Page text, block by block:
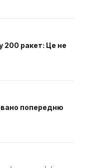
200 ракет: Це не
попередню